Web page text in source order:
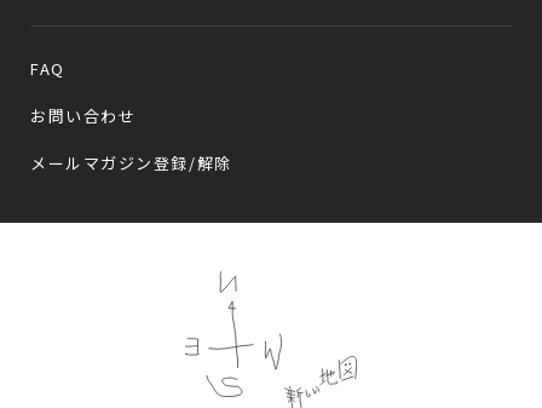
FAQ
お問い合わせ
メールマガジン登録/解除